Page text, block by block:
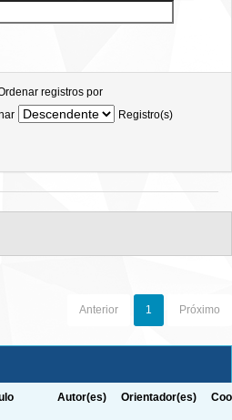
registros por
Registro(s)
Anterior 1 Próximo
Autor(es) Orientador(es)